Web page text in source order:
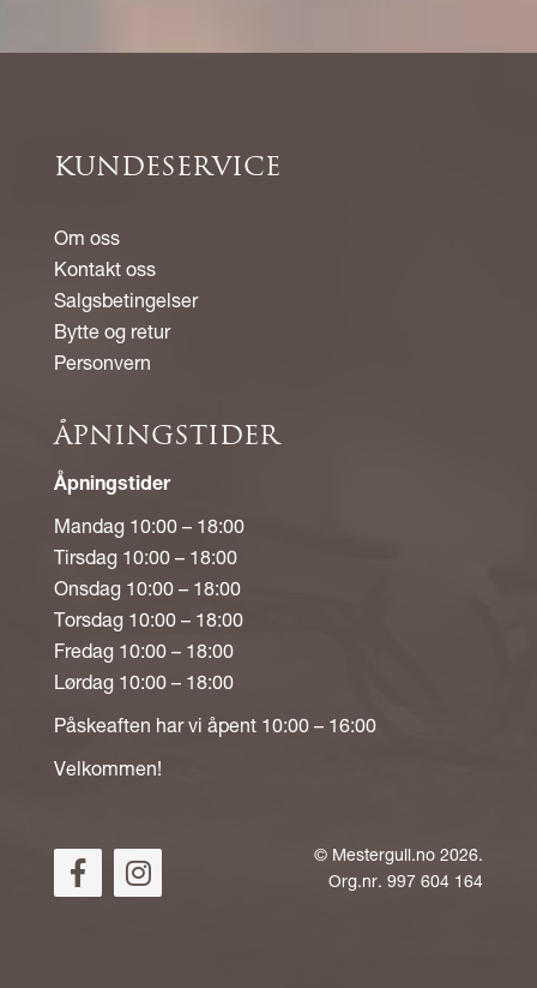
KUNDESERVICE
Om oss
Kontakt oss
Salgsbetingelser
Bytte og retur
Personvern
ÅPNINGSTIDER
Åpningstider
Mandag 10:00 – 18:00
Tirsdag 10:00 – 18:00
Onsdag 10:00 – 18:00
Torsdag 10:00 – 18:00
Fredag 10:00 – 18:00
Lørdag 10:00 – 18:00
Påskeaften har vi åpent 10:00 – 16:00
Velkommen!
© Mestergull.no 2026.
Org.nr. 997 604 164